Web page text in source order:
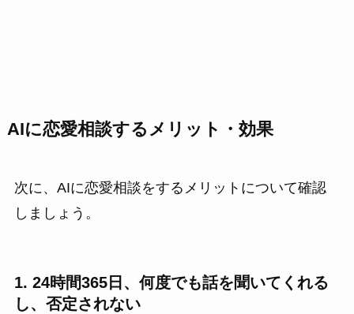
AIに恋愛相談するメリット・効果
次に、AIに恋愛相談をするメリットについて確認
しましょう。
1. 24時間365日、何度でも話を聞いてくれる
し、否定されない